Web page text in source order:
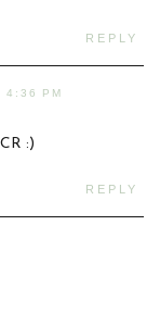
REPLY
4:36 PM
:)
REPLY